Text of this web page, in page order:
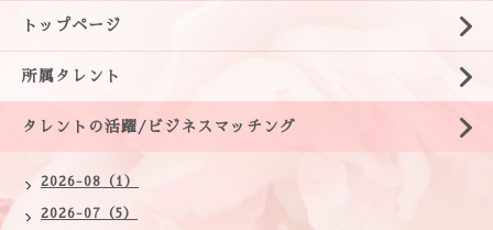
トップページ
所属タレント
タレントの活躍/ビジネスマッチング
2026-08（1）
2026-07（5）